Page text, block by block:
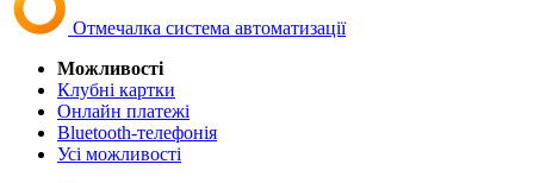
Отмечалка система автоматизації
Можливості
Клубні картки
Онлайн платежі
Bluetooth-телефонія
Усі можливості